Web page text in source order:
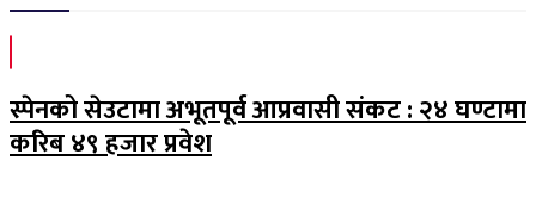
स्पेनको सेउटामा अभूतपूर्व आप्रवासी संकट : २४ घण्टामा
करिब ४९ हजार प्रवेश